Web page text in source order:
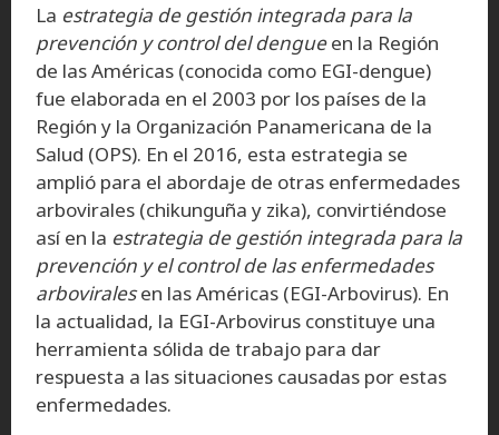
La estrategia de gestión integrada para la
prevención y control del dengueen la Región
de las Américas (conocida como EGI-dengue)
fue elaborada en el 2003 por los países de la
Región y la Organización Panamericana de la
Salud (OPS). En el 2016, esta estrategia se
amplió para el abordaje de otras enfermedades
arbovirales (chikunguña y zika), convirtiéndose
así en la estrategia de gestión integrada para la
prevención y el control de las enfermedades
arboviralesen las Américas (EGI-Arbovirus). En
la actualidad, la EGI-Arbovirus constituye una
herramienta sólida de trabajo para dar
respuesta a las situaciones causadas por estas
enfermedades.